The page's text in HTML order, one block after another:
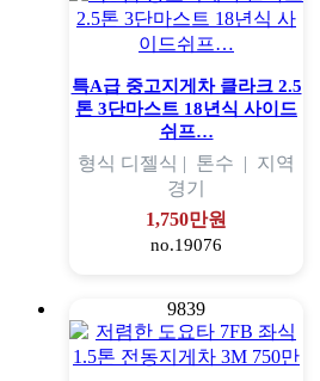
특A급 중고지게차 클라크 2.5
톤 3단마스트 18년식 사이드
쉬프…
형식 디젤식 | 톤수 | 지역
경기
1,750만원
no.19076
9839